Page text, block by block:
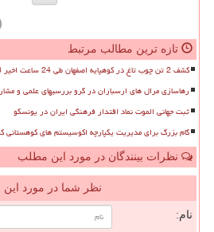
تازه ترین مطالب مرتبط
کشف 2 تن چوب تاغ در کوهپایه اصفهان طی 24 ساعت اخیر 8 نفر دستگیر شدند
رهاسازی مرال های ارسباران در گرو بررسیهای علمی و
ثبت جهانی الموت نماد اقتدار فرهنگی ایران در یونسکو
گام بزرگ برای مدیریت یکپارچه اکوسیستم های کوهستانی
نظرات بینندگان در مورد این مطلب
نظر شما در مورد
نام: